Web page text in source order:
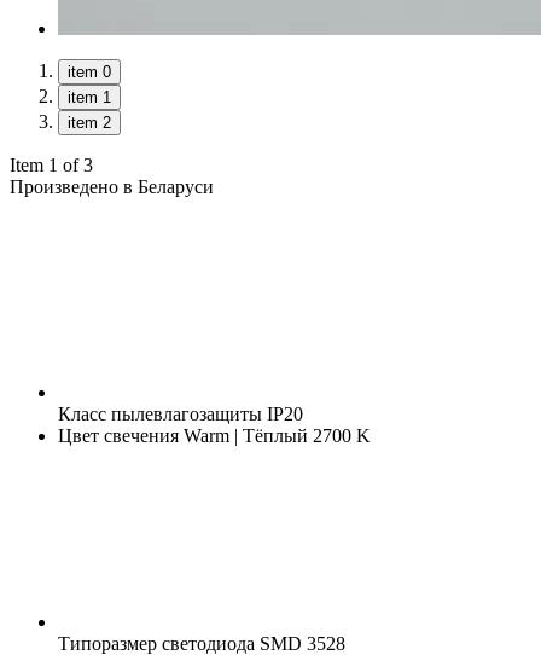
item 0
item 1
item 2
Item 1 of 3
Произведено в Беларуси
Класс пылевлагозащиты IP20
Цвет свечения Warm | Тёплый 2700 K
Типоразмер светодиода SMD 3528